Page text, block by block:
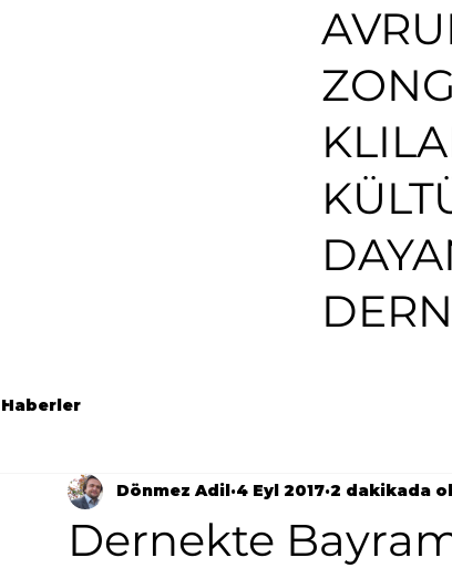
Dernekte
Dönmez Adil 4 Eyl 2017 2 dakikada